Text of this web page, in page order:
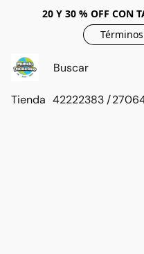
20 Y 30 % OFF CON
Tienda 42222383 /